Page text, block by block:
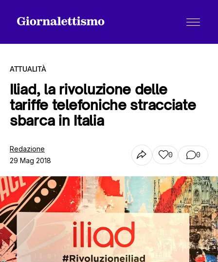
Tutti gli articoli
Chi siamo
Contatti
ATTUALITÀ
Iliad, la rivoluzione delle
tariffe telefoniche stracciate
sbarca in Italia
Redazione
29 Mag 2018
0 0